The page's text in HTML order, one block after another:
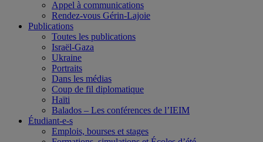
Appel à communications
Rendez-vous Gérin-Lajoie
Publications
Toutes les publications
Israël-Gaza
Ukraine
Portraits
Dans les médias
Coup de fil diplomatique
Haïti
Balados – Les conférences de l’IEIM
Étudiant-e-s
Emplois, bourses et stages